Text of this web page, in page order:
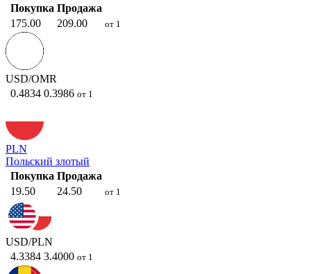
Покупка Продажа
175.00
209.00 от 1
USD/OMR
0.4834 0.3986 от 1
PLN
Польский злотый
Покупка Продажа
19.50
24.50 от 1
USD/PLN
4.3384 3.4000 от 1